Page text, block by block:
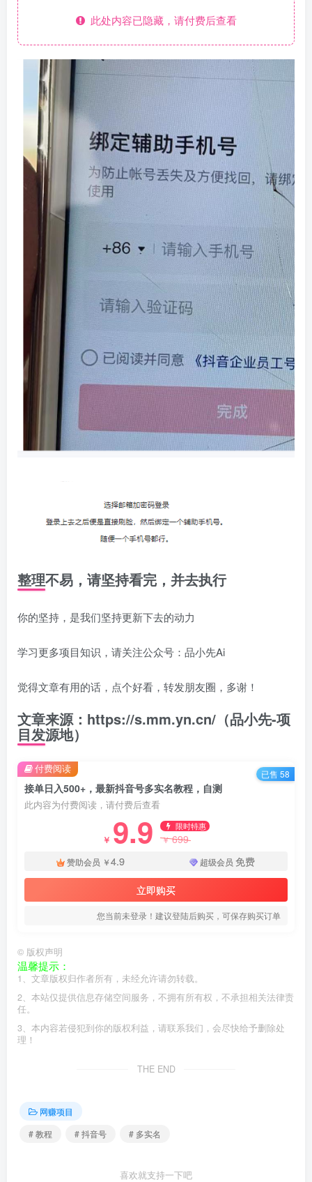
此处内容已隐藏，请付费后查看
整理不易，请坚持看完，并去执行
你的坚持，是我们坚持更新下去的动力
学习更多项目知识，请关注公众号：品小先Ai
觉得文章有用的话，点个好看，转发朋友圈，多谢！
文章来源：https://s.mm.yn.cn/（品小先-项
目发源地）
接单日入500+，最新抖音号多实名教程，自测
此内容为付费阅读，请付费后查看
￥ 9.9 限时特惠
￥699
赞助会员 ￥4.9 超级会员 免费
立即购买
您当前未登录！建议登陆后购买，可保存购买订单
付费阅读 已售 58
© 版权声明
温馨提示：
1、文章版权归作者所有，未经允许请勿转载。
2、本站仅提供信息存储空间服务，不拥有所有权，不承担相关法律责
任。
3、本内容若侵犯到你的版权利益，请联系我们，会尽快给予删除处
理！
THE END
网赚项目
# 教程
# 抖音号 # 多实名
喜欢就支持一下吧